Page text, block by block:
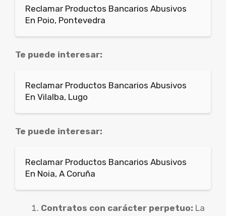
Reclamar Productos Bancarios Abusivos
En Poio, Pontevedra
Te puede interesar:
Reclamar Productos Bancarios Abusivos
En Vilalba, Lugo
Te puede interesar:
Reclamar Productos Bancarios Abusivos
En Noia, A Coruña
Contratos con carácter perpetuo: La